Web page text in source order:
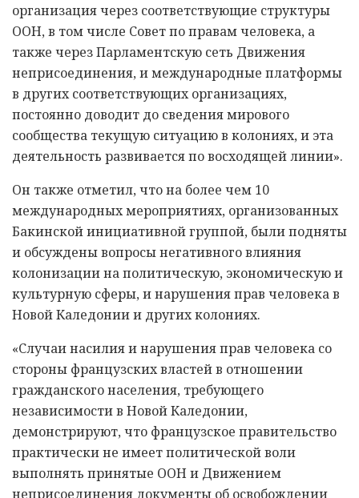
организация через соответствующие структуры
ООН, в том числе Совет по правам человека, а
также через Парламентскую сеть Движения
неприсоединения, и международные платформы
в других соответствующих организациях,
постоянно доводит до сведения мирового
сообщества текущую ситуацию в колониях, и эта
деятельность развивается по восходящей линии».
Он также отметил, что на более чем 10
международных мероприятиях, организованных
Бакинской инициативной группой, были подняты
и обсуждены вопросы негативного влияния
колонизации на политическую, экономическую и
культурную сферы, и нарушения прав человека в
Новой Каледонии и других колониях.
«Случаи насилия и нарушения прав человека со
стороны французских властей в отношении
гражданского населения, требующего
независимости в Новой Каледонии,
демонстрируют, что французское правительство
практически не имеет политической воли
выполнять принятые ООН и Движением
неприсоединения документы об освобождении